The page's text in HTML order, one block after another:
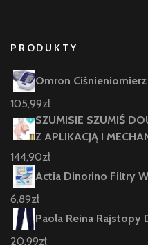
PRODUKTY
Omron
105,99zł
SZUMISIE SZUMIŚ
Z APLIKACJĄ I
144,90zł
Actia Dinorino Filtry
6,89zł
Paola Reina Rajstopy
20,99zł